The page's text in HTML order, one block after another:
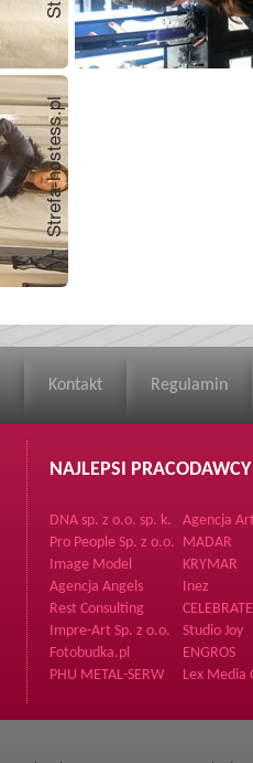
Kontakt Regulamin
NAJLEPSI PRACODAWCY
DNA sp. z o.o. sp. k.
Agencja
BrzArt
Pro People Sp. z o.o. MADAR
Image Model
Management
KRYMAR
Agencja Angels
Inez
Rest Consulting CELEBRATE
Impre-Art Sp. z o.o.
Studio Joy
Fotobudka.pl ENGROS
PHU METAL-SERW
Lex Media